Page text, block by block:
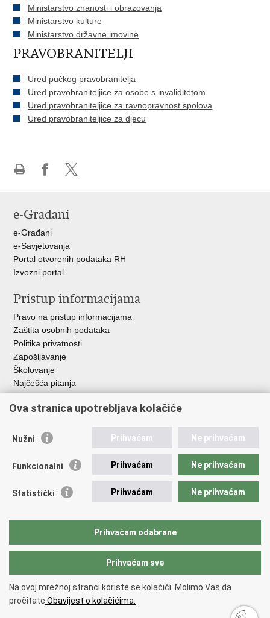
Ministarstvo znanosti i obrazovanja
Ministarstvo kulture
Ministarstvo državne imovine
PRAVOBRANITELJI
Ured pučkog pravobranitelja
Ured pravobraniteljice za osobe s invaliditetom
Ured pravobraniteljice za ravnopravnost spolova
Ured pravobraniteljice za djecu
Facebooku
X-
e-Građani
e-Građani
e-Savjetovanja
Portal otvorenih podataka RH
Izvozni portal
Pristup informacijama
Pravo na pristup informacijama
Zaštita osobnih podataka
Politika privatnosti
Zapošljavanje
Školovanje
Najčešća pitanja
Važne poveznice
EMN Nacionalna kontaktna točka za Republiku Hrvatsku
Policijska akademija
Zaklada policijske solidarnosti
Udruge
Copyright © 2026 Ministarstvo unutarnjih poslova Republike Hrvatske.
Uvjeti korištenja.Izjava o pristupačnosti
Ova stranica upotrebljava kolačiće
Nužni Prihvaćam Ne prihvaćam
Funkcionalni Prihvaćam Ne prihvaćam
Statistički Prihvaćam Ne prihvaćam
Prihvaćam odabrane
Prihvaćam sve
Na ovoj mrežnoj stranci koriste se kolačići. Molimo Vas da
pročitate Obavijest o kolačićima.